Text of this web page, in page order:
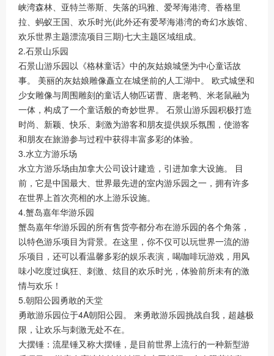
峡湾森林、亚特兰蒂斯、失落的玛雅、爱琴海港湾、香格里
拉、蚂蚁王国、欢乐时光(此外还有爱琴海港湾的奇幻水族馆、
欢乐世界主题漂流项目三期)七大主题区域组成。
2.石景山乐园
石景山游乐园以《格林童话》中的灰姑娘城堡为中心童话故
事。 美丽的灰姑娘雕像矗立在城堡前的人工湖中。 欧式城堡和
少女雕像与周围雕刻的童话人物匹诺曹、唐老鸭、米老鼠融为
一体，构成了一个童话般的奇妙世界。 石景山游乐园积极打造
时尚、新颖、快乐、刺激为游客和朋友提供娱乐氛围，使游客
和朋友在旅游参与过程中获得丰富多彩的体验。
3.水立方游乐场
水立方游乐场由加拿大公司设计建造，引进加拿大设施。 目
前，它是中国最大、世界最先进的室内游乐园之一，拥有许多
在世界上首次亮相的水上游乐设施。
4.蟹岛嘉年华游乐园
蟹岛嘉年华游乐园的所有售货亭都分布在游乐园的各个角落，
以特色游乐项目为背景。在这里，你不仅可以玩世界一流的游
乐项目，还可以看温馨多彩的娱乐表演，喝咖啡玩游戏，用风
味小吃度过疯狂、刺激、炫目的欢乐时光，体验前所未有的激
情与欢乐！
5.朝阳公园勇敢的天堂
勇敢游乐园位于4A朝阳公园。 来勇敢游乐园挑战自我，超越极
限，让欢乐与刺激无处不在。
大摆锤：流星锤又称大摆锤，是目前世界上流行的一种新型游